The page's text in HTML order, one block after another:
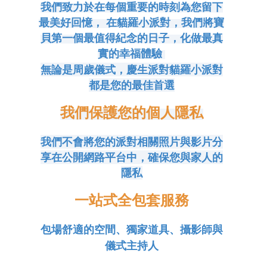
我們致力於在每個重要的時刻為您留下
最美好回憶， 在貓羅小派對，我們將寶
貝第一個最值得紀念的日子，化做最真
實的幸福體驗
無論是周歲儀式，慶生派對貓羅小派對
都是您的最佳首選
我們保護您的個人隱私
我們不會將您的派對相關照片與影片分
享在公開網路平台中，確保您與家人的
隱私
一站式全包套服務
包場舒適的空間、獨家道具、攝影師與
儀式主持人